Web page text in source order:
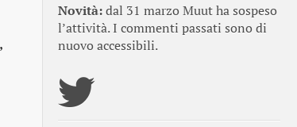
Novità:dal 31 marzo Muut ha sospeso
l’attività. I commenti passati sono di
nuovo accessibili.